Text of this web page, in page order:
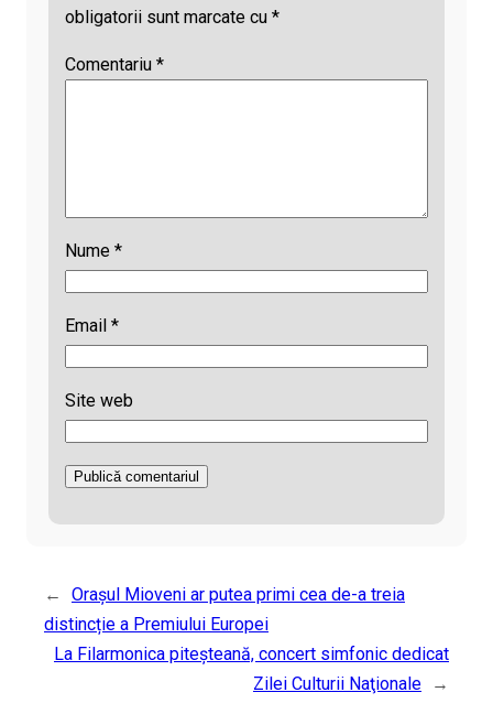
obligatorii sunt marcate cu *
Comentariu *
Nume *
Email *
Site web
←
Orașul Mioveni ar putea primi cea de-a treia
distincție a Premiului Europei
La Filarmonica piteșteană, concert simfonic dedicat
Zilei Culturii Naţionale
→